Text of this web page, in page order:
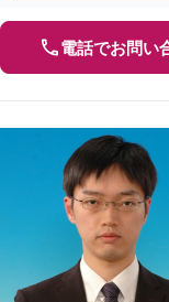
電話でお問い